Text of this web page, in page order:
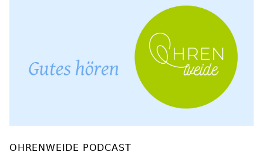
Nichts ist so stimmig, wie es
Facebook